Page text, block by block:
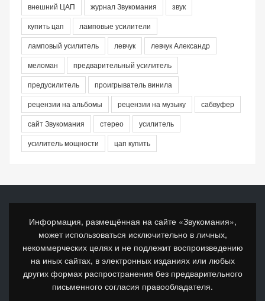
внешний ЦАП
журнал Звукомания
звук
купить цап
ламповые усилители
ламповый усилитель
левчук
левчук Александр
меломан
предварительный усилитель
предусилитель
проигрыватель винила
рецензии на альбомы
рецензии на музыку
сабвуфер
сайт Звукомания
стерео
усилитель
усилитель мощности
цап купить
Информация, размещённая на сайте «Звукомания»,
может использоваться исключительно в личных,
некоммерческих целях и не подлежит воспроизведению
на иных сайтах, в электронных изданиях или любых
других формах распространения без предварительного
письменного согласия правообладателя.